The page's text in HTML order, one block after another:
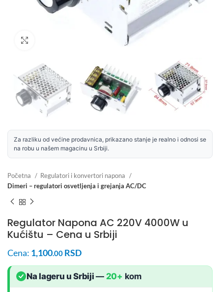
Za razliku od većine prodavnica, prikazano stanje je realno i odnosi se
na robu u našem magacinu u Srbiji.
Početna
Regulatori i konvertori napona
Dimeri – regulatori osvetljenja i grejanja AC/DC
Regulator Napona AC 220V 4000W u
Kućištu – Cena u Srbiji
Cena: 1,100.00 RSD
Na lageru u Srbiji — 20+ kom